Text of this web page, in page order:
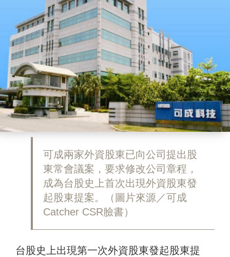
可成兩家外資股東已向公司提出股
東常會議案，要求修改公司章程，
成為台股史上首次出現外資股東發
起股東提案。（圖片來源／可成
Catcher CSR臉書）
台股史上出現第一次外資股東發起股東提